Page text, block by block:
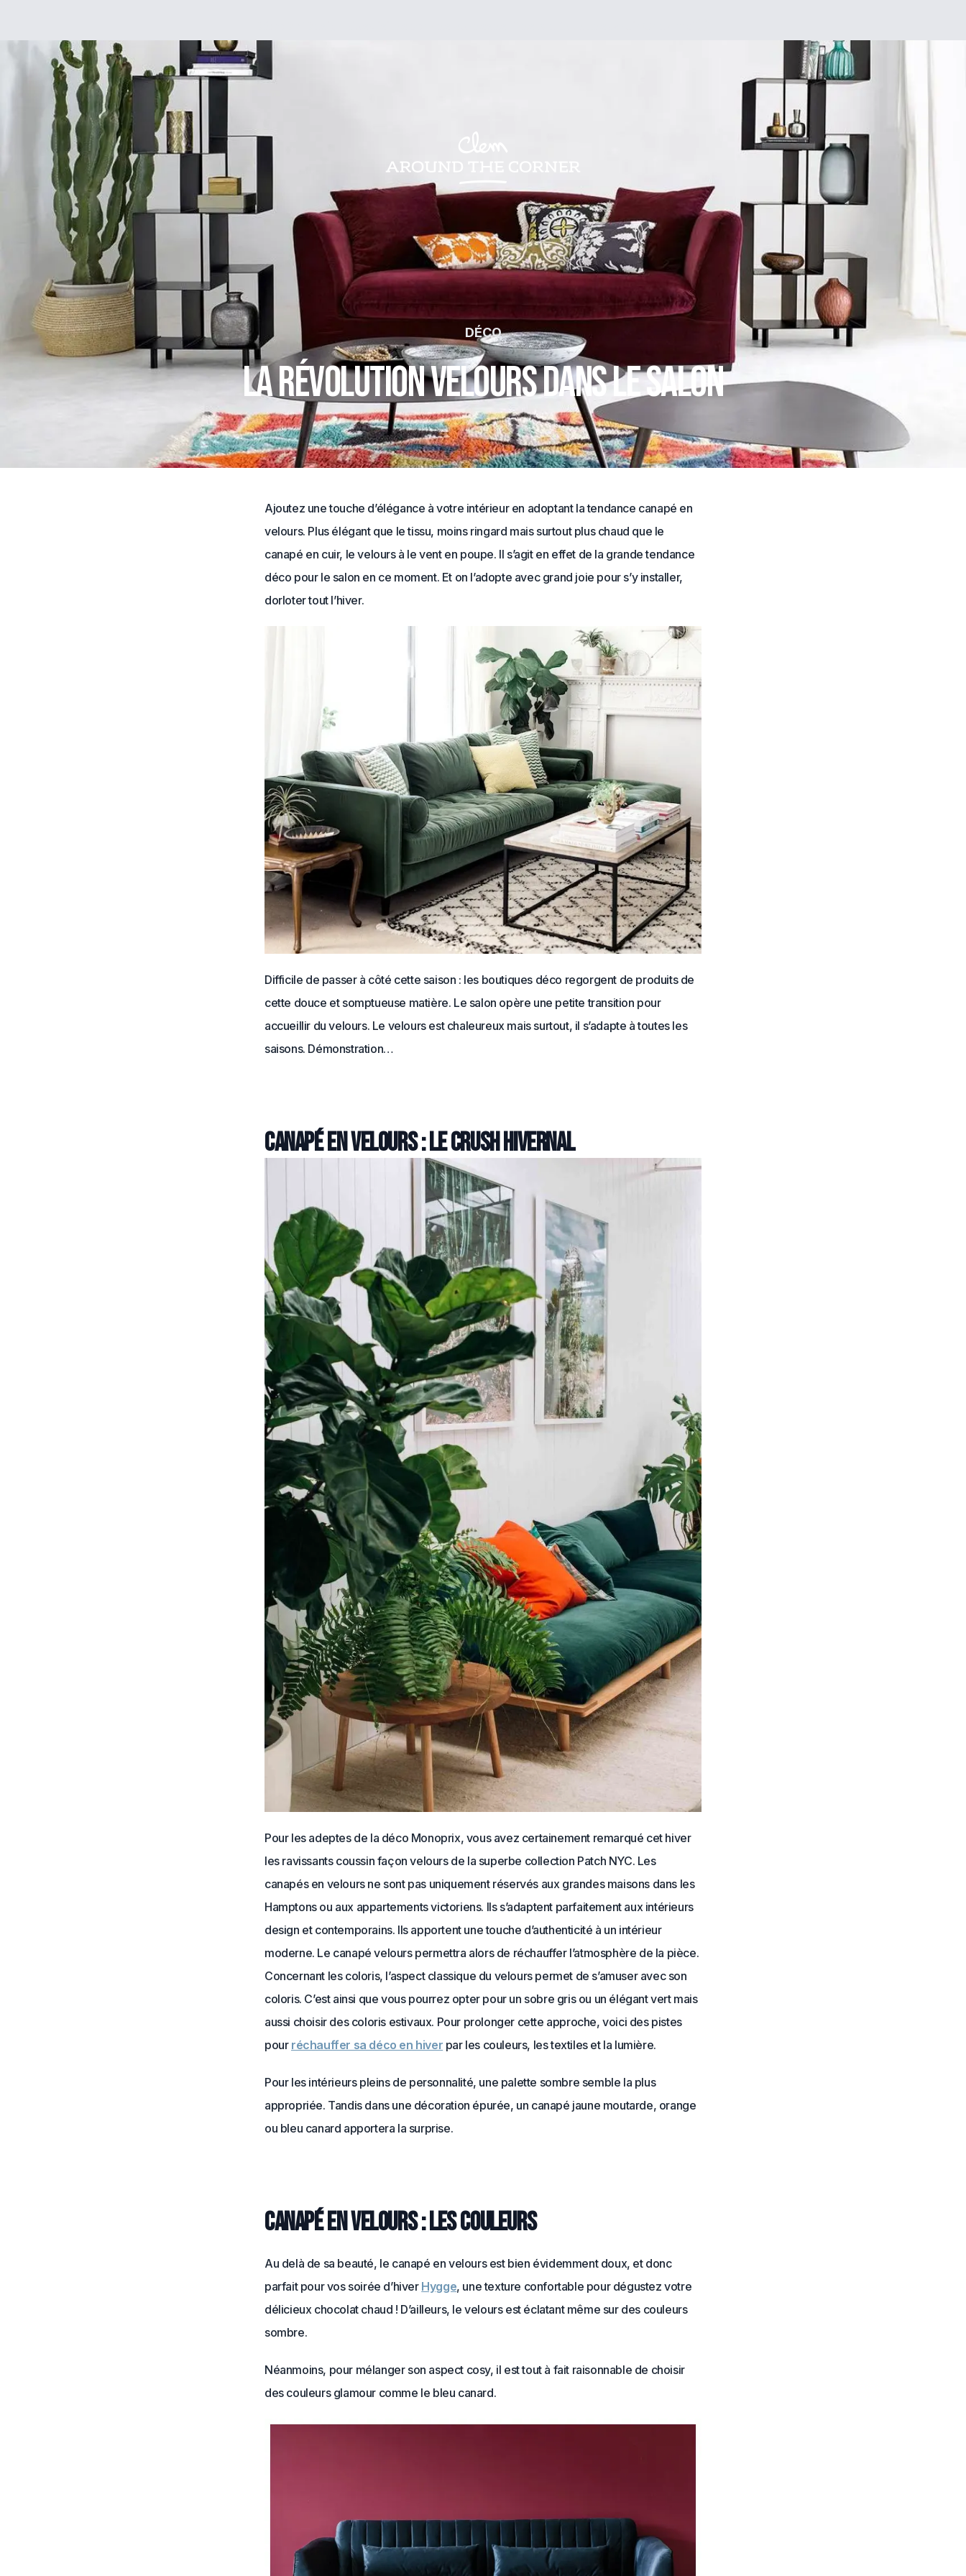
DÉCO
La révolution velours dans le salon
Ajoutez une touche d’élégance à votre intérieur en adoptant la tendance canapé en
velours. Plus élégant que le tissu, moins ringard mais surtout plus chaud que le
canapé en cuir, le velours à le vent en poupe. Il s’agit en effet de la grande tendance
déco pour le salon en ce moment. Et on l’adopte avec grand joie pour s’y installer,
dorloter tout l’hiver.
Difficile de passer à côté cette saison : les boutiques déco regorgent de produits de
cette douce et somptueuse matière. Le salon opère une petite transition pour
accueillir du velours. Le velours est chaleureux mais surtout, il s’adapte à toutes les
saisons. Démonstration…
Canapé en velours : le crush hivernal
Pour les adeptes de la déco Monoprix, vous avez certainement remarqué cet hiver
les ravissants coussin façon velours de la superbe collection Patch NYC. Les
canapés en velours ne sont pas uniquement réservés aux grandes maisons dans les
Hamptons ou aux appartements victoriens. Ils s’adaptent parfaitement aux intérieurs
design et contemporains. Ils apportent une touche d’authenticité à un intérieur
moderne. Le canapé velours permettra alors de réchauffer l’atmosphère de la pièce.
Concernant les coloris, l’aspect classique du velours permet de s’amuser avec son
coloris. C’est ainsi que vous pourrez opter pour un sobre gris ou un élégant vert mais
aussi choisir des coloris estivaux. Pour prolonger cette approche, voici des pistes
pour réchauffer sa déco en hiver par les couleurs, les textiles et la lumière.
Pour les intérieurs pleins de personnalité, une palette sombre semble la plus
appropriée. Tandis dans une décoration épurée, un canapé jaune moutarde, orange
ou bleu canard apportera la surprise.
Canapé en velours : les couleurs
Au delà de sa beauté, le canapé en velours est bien évidemment doux, et donc
parfait pour vos soirée d’hiver Hygge, une texture confortable pour dégustez votre
délicieux chocolat chaud ! D’ailleurs, le velours est éclatant même sur des couleurs
sombre.
Néanmoins, pour mélanger son aspect cosy, il est tout à fait raisonnable de choisir
des couleurs glamour comme le bleu canard.